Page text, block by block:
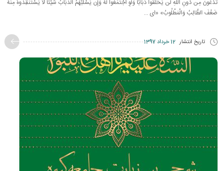
تَدْعُونَ مِن دُونِ اللَّهِ لَن يَخْلُقُوا ذُبَابًا وَلَوِ اجْتَمَعُوا لَهُ وَإِن يَسْلُبْهُمُ الذُّبَابُ شَيْئًا لَّا يَسْتَنقِذُوهُ مِنْهُ
ضَعُفَ الطَّالِبُ وَالْمَطْلُوبُ» «اى ...
تاریخ انتشار 12 خرداد 1397